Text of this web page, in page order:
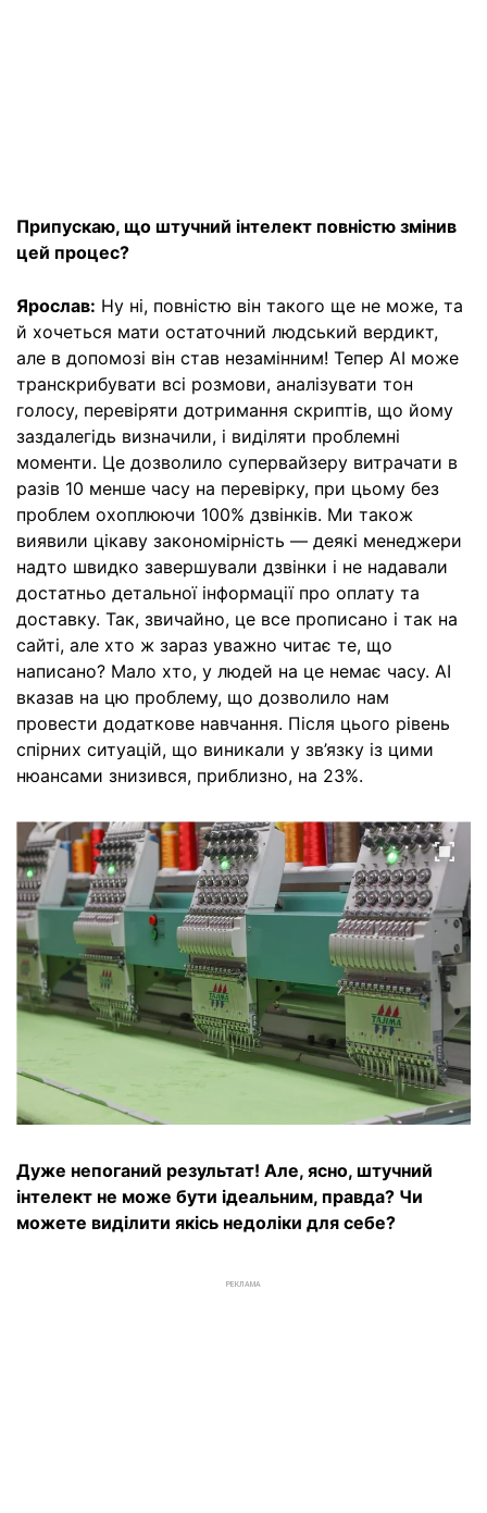
Припускаю, що штучний інтелект повністю змінив
цей процес?
Ярослав: Ну ні, повністю він такого ще не може, та
й хочеться мати остаточний людський вердикт,
але в допомозі він став незамінним! Тепер AI може
транскрибувати всі розмови, аналізувати тон
голосу, перевіряти дотримання скриптів, що йому
заздалегідь визначили, і виділяти проблемні
моменти. Це дозволило супервайзеру витрачати в
разів 10 менше часу на перевірку, при цьому без
проблем охоплюючи 100% дзвінків. Ми також
виявили цікаву закономірність — деякі менеджери
надто швидко завершували дзвінки і не надавали
достатньо детальної інформації про оплату та
доставку. Так, звичайно, це все прописано і так на
сайті, але хто ж зараз уважно читає те, що
написано? Мало хто, у людей на це немає часу. AI
вказав на цю проблему, що дозволило нам
провести додаткове навчання. Після цього рівень
спірних ситуацій, що виникали у зв’язку із цими
нюансами знизився, приблизно, на 23%.
Дуже непоганий результат! Але, ясно, штучний
інтелект не може бути ідеальним, правда? Чи
можете виділити якісь недоліки для себе?
РЕКЛАМА